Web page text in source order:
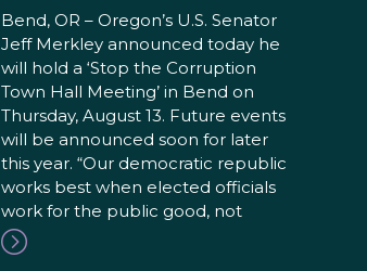
Bend, OR – Oregon’s U.S. Senator
Jeff Merkley announced today he
will hold a ‘Stop the Corruption
Town Hall Meeting’ in Bend on
Thursday, August 13. Future events
will be announced soon for later
this year. “Our democratic republic
works best when elected officials
work for the public good, not